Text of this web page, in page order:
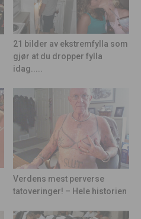
21 bilder av ekstremfylla som
gjør at du dropper fylla
idag.....
Verdens mest perverse
tatoveringer! – Hele historien